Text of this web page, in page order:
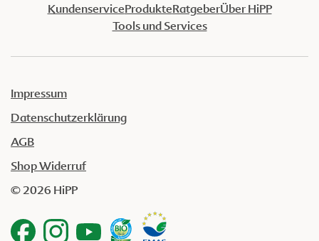
KundenserviceProdukteRatgeberÜber HiPP
Tools und Services
Impressum
Datenschutzerklärung
AGB
Shop Widerruf
© 2026 HiPP